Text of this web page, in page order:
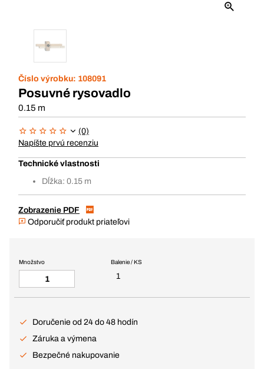
Číslo výrobku: 108091
Posuvné rysovadlo
0.15 m
(0)
Napíšte prvú recenziu
Technické vlastnosti
Dĺžka: 0.15 m
Zobrazenie PDF
Odporučiť produkt priateľovi
Balenie / KS
1
Množstvo
Doručenie od 24 do 48 hodín
Záruka a výmena
Bezpečné nakupovanie